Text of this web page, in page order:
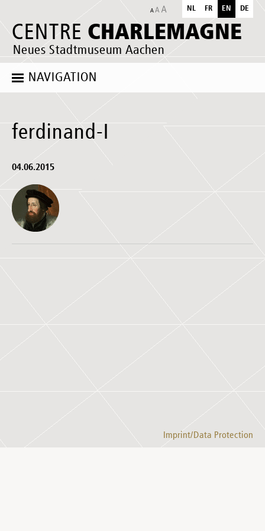
CENTRE CHARLEMAGNE
Neues Stadtmuseum Aachen
NL FR EN DE
NAVIGATION
ferdinand-I
04.06.2015
Imprint/Data Protection